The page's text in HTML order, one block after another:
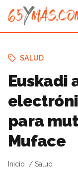
SALUD
Euskadi
para
Muface
Inicio Salud